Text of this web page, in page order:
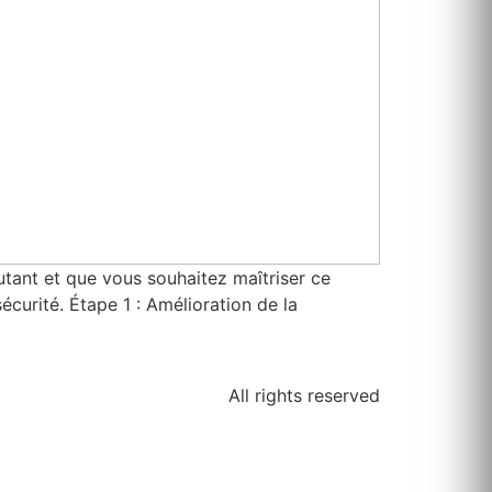
et que vous souhaitez maîtriser ce
Étape 1 : Amélioration de la
All rights reserved